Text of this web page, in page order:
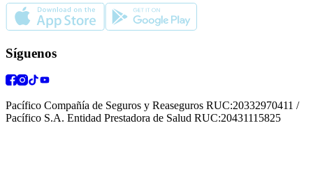
Síguenos
Pacífico Compañía de Seguros y Reaseguros RUC:20332970411 /
Pacífico S.A. Entidad Prestadora de Salud RUC:20431115825